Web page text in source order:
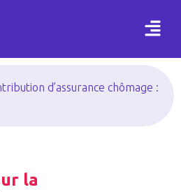
d’assurance chômage :
la